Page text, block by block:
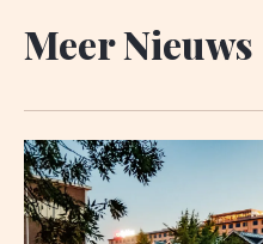
Meer Nieuws